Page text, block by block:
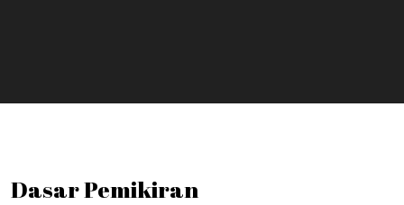
Dasar Pemikiran